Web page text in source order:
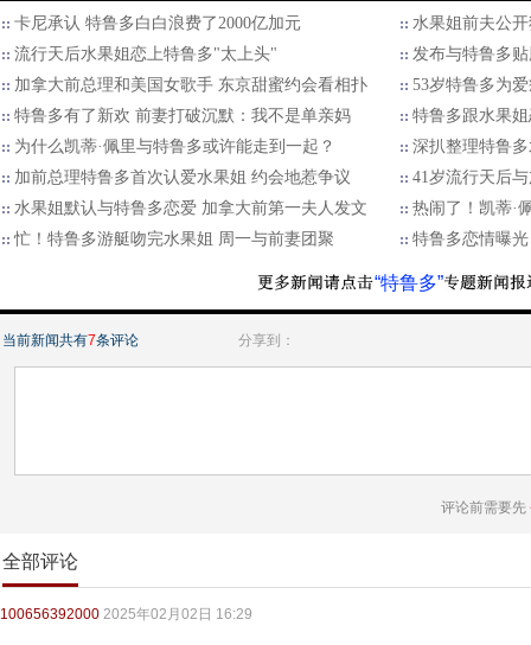
卡尼承认 特鲁多白白浪费了2000亿加元
水果姐前夫公
流行天后水果姐恋上特鲁多"太上头"
发布与特鲁多
加拿大前总理和美国女歌手 东京甜蜜约会看相扑
53岁特鲁多为
特鲁多有了新欢 前妻打破沉默：我不是单亲妈
特鲁多跟水果
为什么凯蒂·佩里与特鲁多或许能走到一起？
深扒整理特鲁
加前总理特鲁多首次认爱水果姐 约会地惹争议
41岁流行天后
水果姐默认与特鲁多恋爱 加拿大前第一夫人发文
热闹了！凯蒂·
忙！特鲁多游艇吻完水果姐 周一与前妻团聚
特鲁多恋情曝
“特鲁多”
当前新闻共有7条评论 分享到：
评论前需要先
全部评论
100656392000 2025年02月02日 16:29